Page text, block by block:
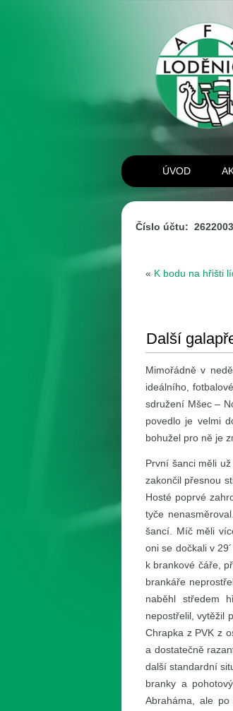
ÚVOD
Číslo účtu:
« K bodu na hřišti
Další
Mimořádně v
ideálního,
sdružení Mšec –
povedlo je velmi
bohužel pro ně je
První šanci měli
zakončil přesnou
Hosté poprvé
tyče
šancí. Míč měli
oni se dočkali v
k brankové čáře,
brankáře
naběhl středem
nepostřelil, vytěžil
Chrapka z PVK z
a dostatečně
další standardní
branky a
Abraháma, ale